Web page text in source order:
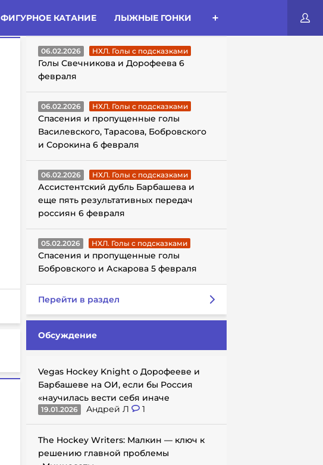
ФИГУРНОЕ КАТАНИЕ ЛЫЖНЫЕ ГОНКИ
ГОЛЫ С ПОДСКАЗКАМИ
06.02.2026 НХЛ. Голы с подсказками
Голы Свечникова и Дорофеева 6
февраля
06.02.2026 НХЛ. Голы с подсказками
Спасения и пропущенные голы
Василевского, Тарасова, Бобровского
и Сорокина 6 февраля
06.02.2026 НХЛ. Голы с подсказками
Ассистентский дубль Барбашева и
еще пять результативных передач
россиян 6 февраля
05.02.2026 НХЛ. Голы с подсказками
Спасения и пропущенные голы
Бобровского и Аскарова 5 февраля
Перейти в раздел
Обсуждение
Vegas Hockey Knight о Дорофееве и
Барбашеве на ОИ, если бы Россия
«научилась вести себя иначе
19.01.2026 Андрей Л 1
The Hockey Writers: Малкин — ключ к
решению главной проблемы